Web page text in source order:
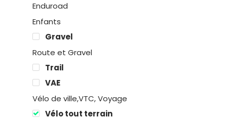
Enduroad
Enfants
Gravel
Route et Gravel
Trail
VAE
Vélo de ville,VTC, Voyage
Vélo tout terrain